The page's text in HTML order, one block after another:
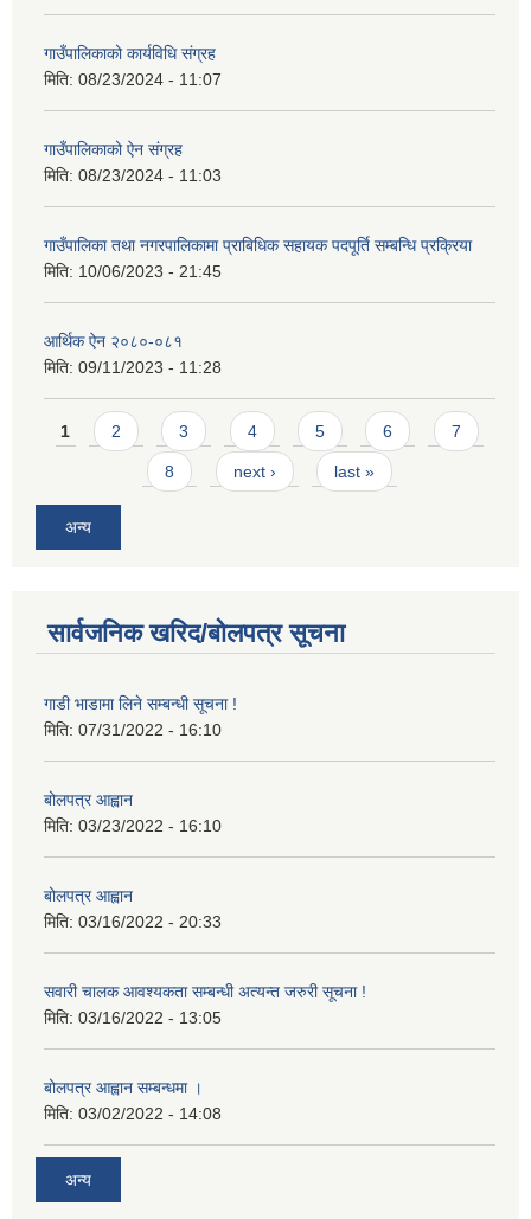
गाउँपालिकाको कार्यविधि संग्रह
मिति: 08/23/2024 - 11:07
गाउँपालिकाको ऐन संग्रह
मिति: 08/23/2024 - 11:03
गाउँपालिका तथा नगरपालिकामा प्राबिधिक सहायक पदपूर्ति सम्बन्धि प्रक्रिया
मिति: 10/06/2023 - 21:45
आर्थिक ऐन २०८०-०८१
मिति: 09/11/2023 - 11:28
Pages
1 2 3 4 5 6 7
8 next › last »
अन्य
सार्वजनिक खरिद/बोलपत्र सूचना
गाडी भाडामा लिने सम्बन्धी सूचना !
मिति: 07/31/2022 - 16:10
बोलपत्र आह्वान
मिति: 03/23/2022 - 16:10
बोलपत्र आह्वान
मिति: 03/16/2022 - 20:33
सवारी चालक आवश्यकता सम्बन्धी अत्यन्त जरुरी सूचना !
मिति: 03/16/2022 - 13:05
बोलपत्र आह्वान सम्बन्धमा ।
मिति: 03/02/2022 - 14:08
अन्य